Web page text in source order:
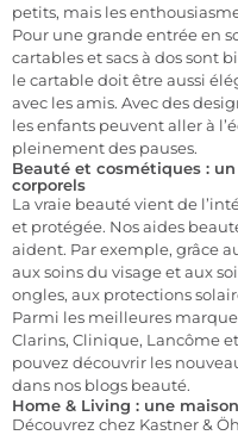
petits, mais les
Pour une grande entrée en
cartables et sacs à dos sont
le cartable doit être aussi
avec les amis. Avec des
les enfants peuvent aller à
pleinement des pauses.
Beauté et cosmétiques :
corporels
La vraie beauté vient de
et protégée. Nos aides
aident. Par exemple, grâce
aux soins du visage et aux
ongles, aux protections
Parmi les meilleures
Clarins, Clinique, Lancôme
pouvez découvrir les
dans nos blogs beauté.
Home & Living : une
Découvrez chez Kastner &